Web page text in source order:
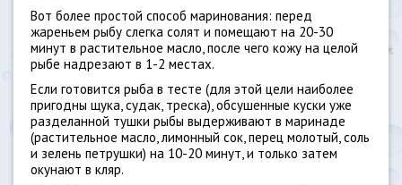
Вот более простой способ маринования: перед
жареньем рыбу слегка солят и помещают на 20-30
минут в растительное масло, после чего кожу на целой
рыбе надрезают в 1-2 местах.
Если готовится рыба в тесте (для этой цели наиболее
пригодны щука, судак, треска), обсушенные куски уже
разделанной тушки рыбы выдерживают в маринаде
(растительное масло, лимонный сок, перец молотый, соль
и зелень петрушки) на 10-20 минут, и только затем
окунают в кляр.